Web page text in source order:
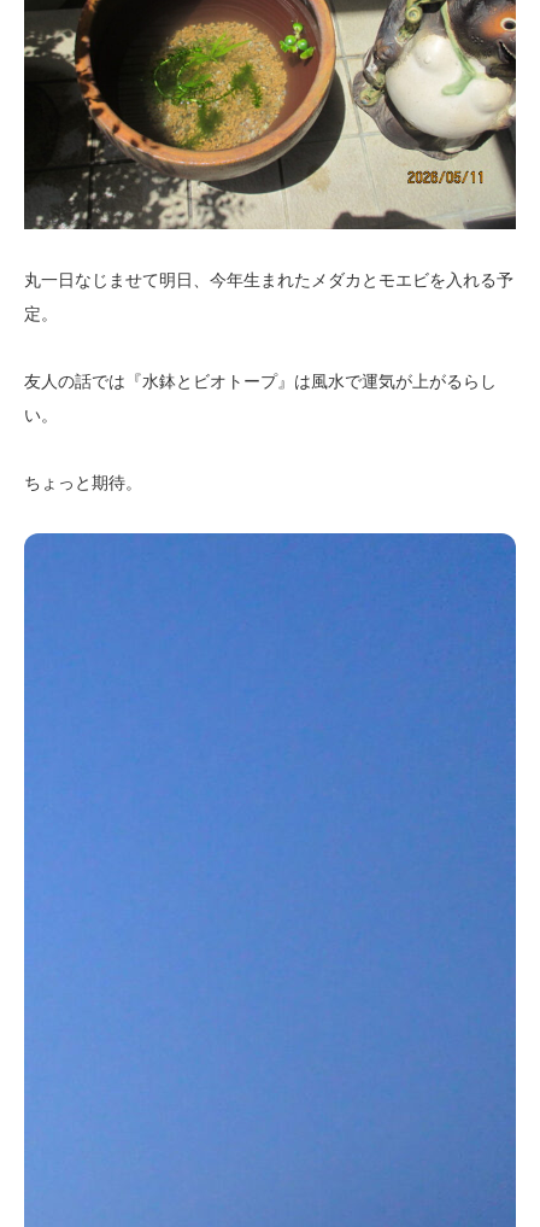
丸一日なじませて明日、今年生まれたメダカとモエビを入れる予
定。
友人の話では『水鉢とビオトープ』は風水で運気が上がるらし
い。
ちょっと期待。